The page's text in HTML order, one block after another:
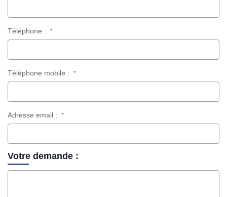
Téléphone : *
Téléphone mobile : *
Adresse email : *
Votre demande :